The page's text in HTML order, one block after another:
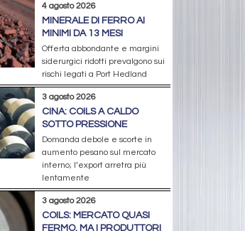
4 agosto 2026
MINERALE DI FERRO AI
MINIMI DA 13 MESI
Offerta abbondante e margini
siderurgici ridotti prevalgono sui
rischi legati a Port Hedland
3 agosto 2026
CINA: COILS A CALDO
SOTTO PRESSIONE
Domanda debole e scorte in
aumento pesano sul mercato
interno; l’export arretra più
lentamente
3 agosto 2026
COILS: MERCATO QUASI
FERMO, MA I PRODUTTORI